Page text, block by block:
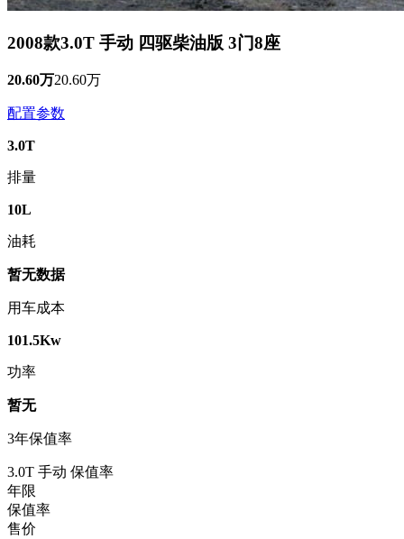
2008款3.0T 手动 四驱柴油版 3门8座
20.60万20.60万
配置参数
3.0T
排量
10L
油耗
暂无数据
用车成本
101.5Kw
功率
暂无
3年保值率
3.0T 手动 保值率
年限
保值率
售价